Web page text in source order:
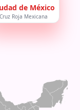
de México
Cruz Roja Mexicana